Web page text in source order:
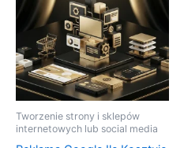
Tworzenie strony i sklepów
internetowych lub social media